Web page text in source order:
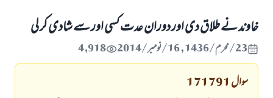
خاوند نے طلاق دى اور دوران عدت كسى اور سے شادى كر لى
23/محرم/1436 , 16/نومبر/2014 4,918
سوال171791